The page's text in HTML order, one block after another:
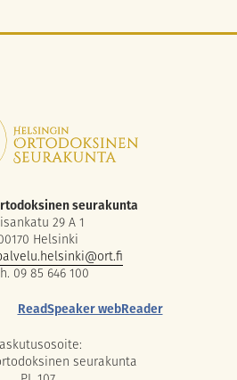
seurakunta
29 A 1
Helsinki
09 85 646 100
ReadSpeaker webReader
seurakunta